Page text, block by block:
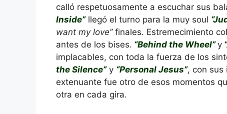
calló respetuosamente a escuchar sus
Inside”llegó el turno para la muy soul
want my love”finales. Estremecimiento
antes de los bises. “Behind the Wheel”y
implacables, con toda la fuerza de los
the Silence”y “Personal Jesus”, con sus
extenuante fue otro de esos momentos
otra en cada gira.